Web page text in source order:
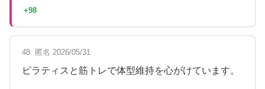
+98
48. 匿名 2026/05/31
ピラティスと筋トレで体型維持を心がけています。